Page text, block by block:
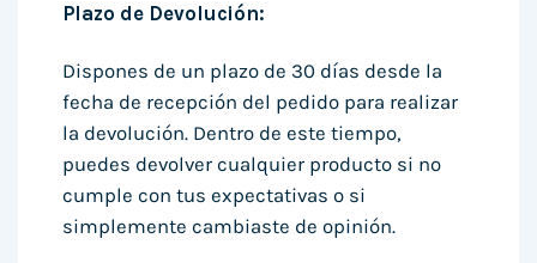
Plazo de Devolución:
Dispones de un plazo de 30 días desde la
fecha de recepción del pedido para realizar
la devolución. Dentro de este tiempo,
puedes devolver cualquier producto si no
cumple con tus expectativas o si
simplemente cambiaste de opinión.